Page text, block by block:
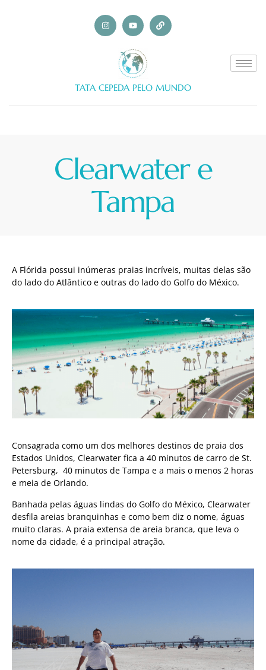
TATA CEPEDA PELO MUNDO
Clearwater e
Tampa
A Flórida possui inúmeras praias incríveis, muitas delas são
do lado do Atlântico e outras do lado do Golfo do México.
Consagrada como um dos melhores destinos de praia dos
Estados Unidos, Clearwater fica a 40 minutos de carro de St.
Petersburg, 40 minutos de Tampa e a mais o menos 2 horas
e meia de Orlando.
Banhada pelas águas lindas do Golfo do México, Clearwater
desfila areias branquinhas e como bem diz o nome, águas
muito claras. A praia extensa de areia branca, que leva o
nome da cidade, é a principal atração.